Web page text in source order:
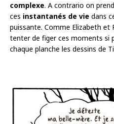
complexe. A contrario on
ces instantanés de vie dans
puissante. Comme Elizabeth et
tenter de figer ces moments si
chaque planche les dessins de